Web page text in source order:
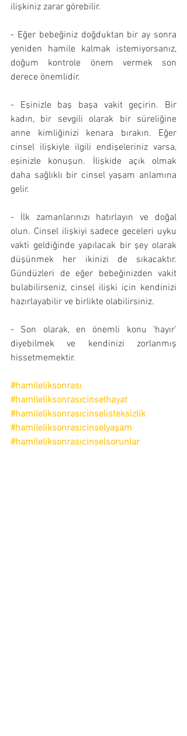
ilişkiniz zarar görebilir.
- Eğer bebeğiniz doğduktan bir ay sonra
yeniden hamile kalmak istemiyorsanız,
doğum kontrole önem vermek son
derece önemlidir.
- Eşinizle baş başa vakit geçirin. Bir
kadın, bir sevgili olarak bir süreliğine
anne kimliğinizi kenara bırakın. Eğer
cinsel ilişkiyle ilgili endişeleriniz varsa,
eşinizle konuşun. İlişkide açık olmak
daha sağlıklı bir cinsel yaşam anlamına
gelir.
- İlk zamanlarınızı hatırlayın ve doğal
olun. Cinsel ilişkiyi sadece geceleri uyku
vakti geldiğinde yapılacak bir şey olarak
düşünmek her ikinizi de sıkacaktır.
Gündüzleri de eğer bebeğinizden vakit
bulabilirseniz, cinsel ilişki için kendinizi
hazırlayabilir ve birlikte olabilirsiniz.
- Son olarak, en önemli konu ‘hayır’
diyebilmek ve kendinizi zorlanmış
hissetmemektir.
#hamileliksonrası
#hamileliksonrasıcinselhayat
#hamileliksonrasıcinselisteksizlik
#hamileliksonrasıcinselyaşam
#hamileliksonrasıcinselsorunlar